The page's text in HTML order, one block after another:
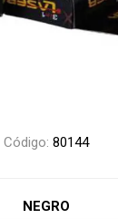
Código: 80144
NEGRO